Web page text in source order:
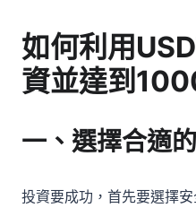
如何利用
資並達到
一、選擇合適
投資要成功，首先要選擇